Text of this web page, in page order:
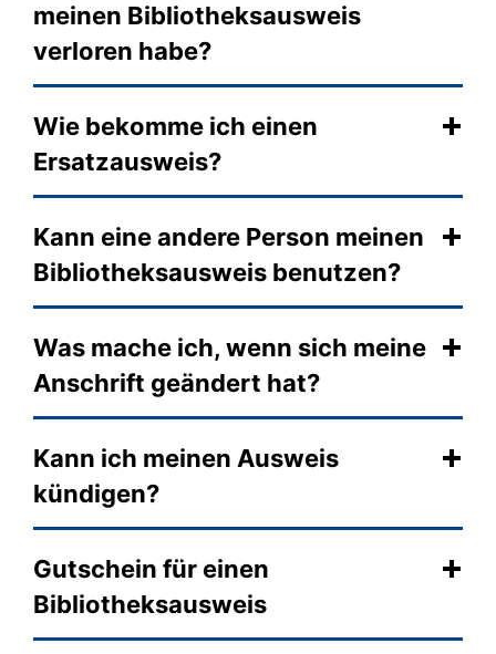
meinen Bibliotheksausweis
verloren habe?
Wie bekomme ich einen
Ersatzausweis?
Kann eine andere Person meinen
Bibliotheksausweis benutzen?
Was mache ich, wenn sich meine
Anschrift geändert hat?
Kann ich meinen Ausweis
kündigen?
Gutschein für einen
Bibliotheksausweis